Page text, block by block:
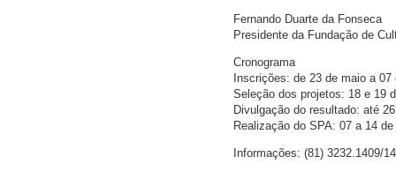
Fernando Duarte da Fonseca
Presidente da Fundação de
Cronograma
Inscrições: de 23 de maio a
Seleção dos projetos: 18 e 19
Divulgação do resultado: até
Realização do SPA: 07 a 14
Informações: (81) 3232.1409/